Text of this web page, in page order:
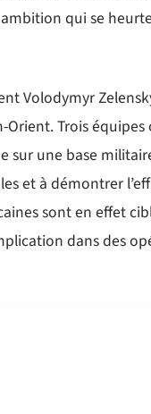
qui se
Volodymyr
Trois équipes
sur une base
et à démontrer
sont en effet
dans des